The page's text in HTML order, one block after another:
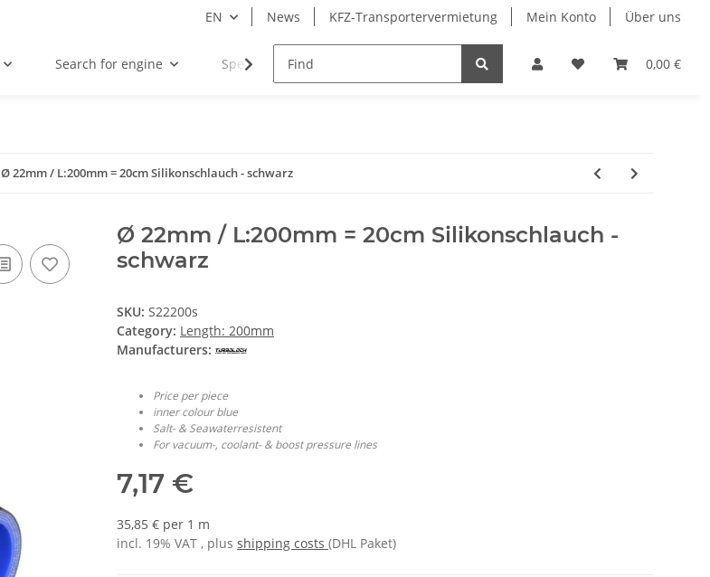
EN News KFZ-Transportervermietung Mein Konto Über uns
0,00 €
Search for engine Special offers
Ø 22mm / L:200mm = 20cm Silikonschlauch - schwarz
Ø 22mm / L:200mm = 20cm Silikonschlauch -
schwarz
SKU: S22200s
Category: Length: 200mm
Manufacturers:
Price per piece
inner colour blue
Salt- & Seawaterresistent
For vacuum-, coolant- & boost pressure lines
7,17 €
35,85 € per 1 m
incl. 19% VAT , plus shipping costs (DHL Paket)